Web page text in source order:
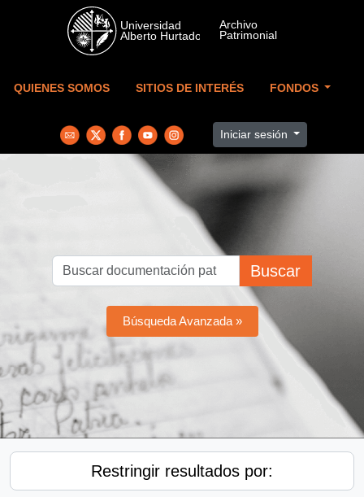
Skip to main content
QUIENES SOMOS SITIOS DE INTERÉS FONDOS
Iniciar sesión
Buscar
Búsqueda Avanzada »
Restringir resultados por: